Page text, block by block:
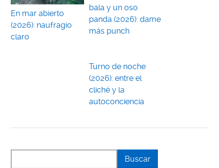
En mar abierto
(2026): naufragio
claro
bala y un oso
panda (2026): dame
más punch
Turno de noche
(2026): entre el
cliché y la
autoconciencia